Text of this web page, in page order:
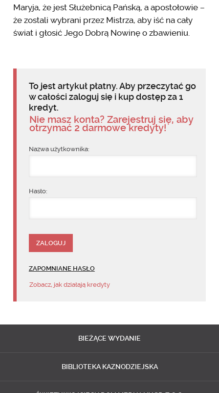
Maryja, że jest Służebnicą Pańską, a apostołowie –
że zostali wybrani przez Mistrza, aby iść na cały
świat i głosić Jego Dobrą Nowinę o zbawieniu.
To jest artykuł płatny. Aby przeczytać go
w całości zaloguj się i kup dostęp za 1
kredyt.
Nie masz konta? Zarejestruj się, aby
otrzymać 2 darmowe kredyty!
Nazwa użytkownika:
Hasło:
ZAPOMNIANE HASŁO
Zobacz, jak działają kredyty
BIEŻĄCE WYDANIE
BIBLIOTEKA KAZNODZIEJSKA